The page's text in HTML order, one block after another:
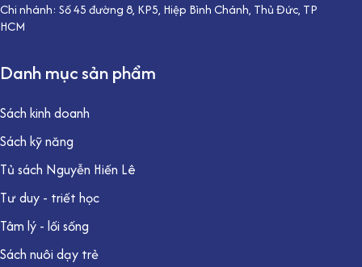
Chi nhánh: Số 45 đường 8, KP5, Hiệp Bình Chánh, Thủ Đức, TP
HCM
Danh mục sản phẩm
Sách kinh doanh
Sách kỹ năng
Tủ sách Nguyễn Hiến Lê
Tư duy - triết học
Tâm lý - lối sống
Sách nuôi dạy trẻ